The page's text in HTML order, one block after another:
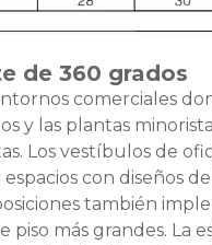
de 360 ​​grados
comerciales
y las plantas
Los vestíbulos de
con diseños
también
más grandes. La